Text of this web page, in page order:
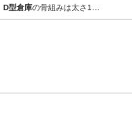
D型倉庫の骨組みは太さ1…